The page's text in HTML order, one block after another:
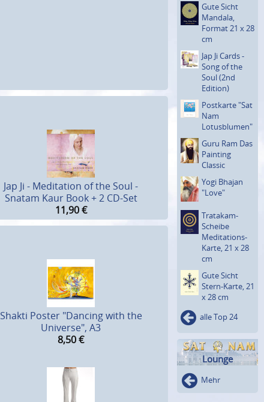
Jap Ji - Meditation of the Soul -
Snatam Kaur Book + 2 CD-Set
11,90 €
Shakti Poster "Dancing with the
Universe", A3
8,50€
Gute Sicht
Mandala,
Format 21 x 28
cm
Jap Ji Cards -
Song of the
Soul (2nd
Edition)
Postkarte "Sat
Nam
Lotusblu­men"
Guru Ram Das
Painting
Classic
Yogi Bhajan
"Love"
Tratakam-
Scheibe
Medita­tions-
Karte, 21 x 28
cm
Gute Sicht
Stern-Karte, 21
x 28 cm
alle Top 24
Lounge
Mehr